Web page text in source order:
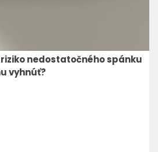
nedostatočného spánku
vyhnúť?